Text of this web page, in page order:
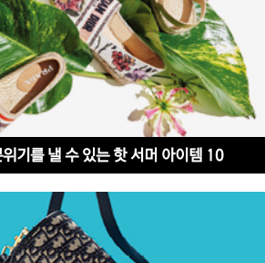
기를 낼 수 있는 핫 서머 아이템 10